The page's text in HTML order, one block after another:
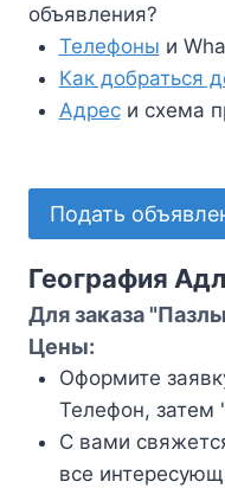
объявления?
Телефоны и
Как добраться
Адреси схема
Подать
География
Для заказа
Цены:
Оформите
Телефон, затем
С вами
все